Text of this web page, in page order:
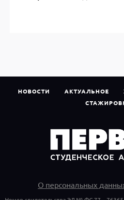
НОВОСТИ АКТУАЛЬНОЕ
О персональных